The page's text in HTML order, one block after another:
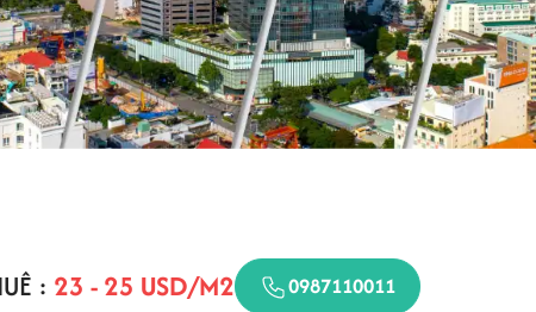
: 23 - 25 USD/M2 0987110011